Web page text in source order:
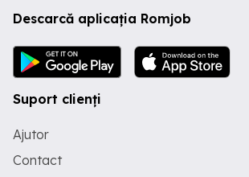
Descarcă aplicația Romjob
Suport clienți
Ajutor
Contact